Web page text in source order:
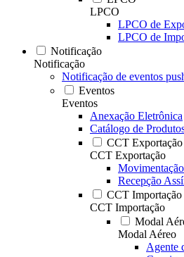
LPCO
LPCO de
LPCO de
Notificação
Notificação
Notificação de eventos
Eventos
Eventos
Anexação Eletrônica
Catálogo de
CCT Exportação
CCT Exportação
Recepção
CCT Importação
CCT Importação
Modal
Modal Aéreo
Agente